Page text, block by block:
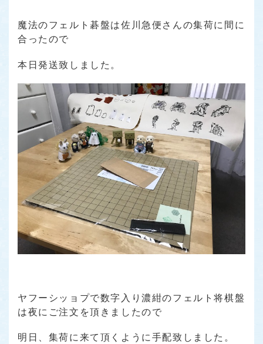
魔法のフェルト碁盤は佐川急便さんの集荷に間に
合ったので
本日発送致しました。
ヤフーシッョプで数字入り濃紺のフェルト将棋盤
は夜にご注文を頂きましたので
明日、集荷に来て頂くように手配致しました。